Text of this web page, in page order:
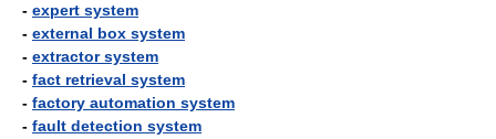
- expert system
- external box system
- extractor system
- fact retrieval system
- factory automation system
- fault detection system